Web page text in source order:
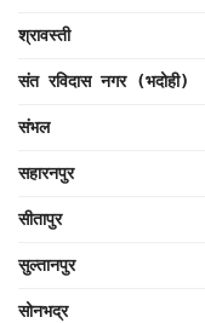
श्रावस्ती
संत रविदास नगर (भदोही)
संभल
सहारनपुर
सीतापुर
सुल्तानपुर
सोनभद्र